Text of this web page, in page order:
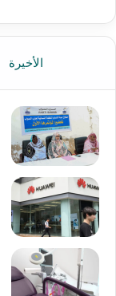
الأخيرة